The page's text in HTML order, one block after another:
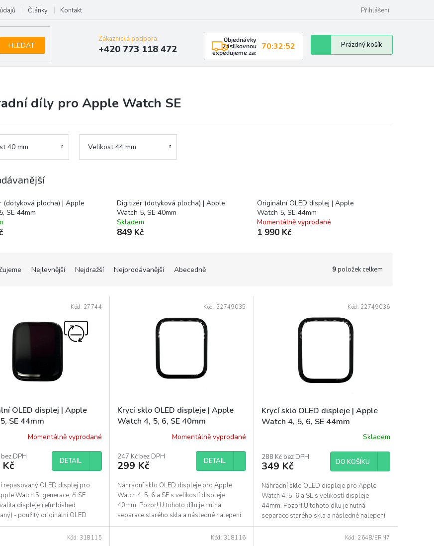
Články Kontakt Přihlášení
HLEDAT
Zákaznická podpora:
+420 773 118 472
Objednávky
Zásilkovnou
expedujeme za:
70:32:51
Nákupní
košík
Prázdný košík
díly pro Apple Watch SE
40 mm Velikost 44 mm
(dotyková plocha) | Apple
SE 44mm
Digitizér (dotyková plocha) | Apple
Watch 5, SE 40mm
Skladem
849 Kč
Originální OLED displej | Apple
Watch 5, SE 44mm
Momentálně vyprodané
1 990 Kč
Nejlevnější Nejdražší Nejprodávanější Abecedně 9položek celkem
OLED displej | Apple
SE 44mm
Momentálně vyprodané
DPH DETAIL
repasovaný OLED displej pro
Watch 5. generace, či SE
displeje refurbished
- použitý originální OLED
sklem....
Kód: 27744
Krycí sklo OLED displeje | Apple
Watch 4, 5, 6, SE 40mm
Momentálně vyprodané
247 Kč bez DPH
299 Kč DETAIL
Náhradní sklo OLED displeje pro Apple
Watch 4, 5, 6 a SE s velikostí displeje
40mm. Pozor! U tohoto dílu je nutná
separace starého skla a následné nalepení
tohoto dílu pomocí...
Kód: 22749035
Krycí sklo OLED displeje | Apple
Watch 4, 5, 6, SE 44mm
Skladem
288 Kč bez DPH
349 Kč DO KOŠÍKU
Náhradní sklo OLED displeje pro Apple
Watch 4, 5, 6 a SE s velikostí displeje
44mm. Pozor! U tohoto dílu je nutná
separace starého skla a následné nalepení
tohoto dílu pomocí...
Kód: 22749036
Kód: 318115 Kód: 318116 Kód: 2648/ERN7